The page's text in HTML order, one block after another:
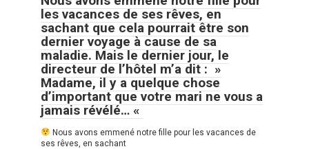
les vacances de ses rêves, en
sachant que cela pourrait être son
dernier voyage à cause de sa
maladie. Mais le dernier jour, le
directeur de l’hôtel m’a dit : »
Madame, il y a quelque chose
d’important que votre mari ne vous a
jamais révélé… «
Nous avons emmené notre fille pour les vacances de
ses rêves, en sachant